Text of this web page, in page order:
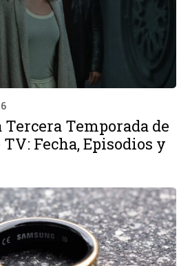
Tercera Temporada de
Fecha, Episodios y